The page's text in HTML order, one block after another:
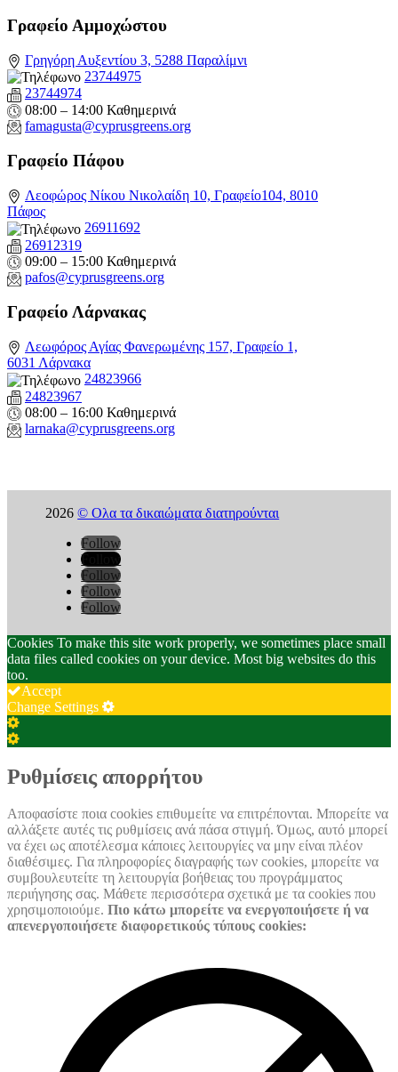
Γραφείο Αμμοχώστου
Γρηγόρη Αυξεντίου 3, 5288 Παραλίμνι
23744975
23744974
08:00 – 14:00 Καθημερινά
famagusta@cyprusgreens.org
Γραφείο Πάφου
Λεοφώρος Νίκου Νικολαίδη 10, Γραφείο104, 8010
Πάφος
26911692
26912319
09:00 – 15:00 Καθημερινά
pafos@cyprusgreens.org
Γραφείο Λάρνακας
Λεωφόρος Αγίας Φανερωμένης 157, Γραφείο 1,
6031 Λάρνακα
24823966
24823967
08:00 – 16:00 Καθημερινά
larnaka@cyprusgreens.org
2026© Ολα τα δικαιώματα διατηρούνται
Follow
Follow
Follow
Follow
Follow
Cookies To make this site work properly, we sometimes place small
data files called cookies on your device. Most big websites do this
too.
Accept
Change Settings
Cookie
Box
Cookie
Settings
Ρυθμίσεις απορρήτου
Αποφασίστε ποια cookies επιθυμείτε να επιτρέπονται. Μπορείτε να
αλλάξετε αυτές τις ρυθμίσεις ανά πάσα στιγμή. Όμως, αυτό μπορεί
να έχει ως αποτέλεσμα κάποιες λειτουργίες να μην είναι πλέον
διαθέσιμες. Για πληροφορίες διαγραφής των cookies, μπορείτε να
συμβουλευτείτε τη λειτουργία βοήθειας του προγράμματος
περιήγησης σας. Μάθετε περισσότερα σχετικά με τα cookies που
χρησιμοποιούμε. Πιο κάτω μπορείτε να ενεργοποιήσετε ή να
απενεργοποιήσετε διαφορετικούς τύπους cookies: